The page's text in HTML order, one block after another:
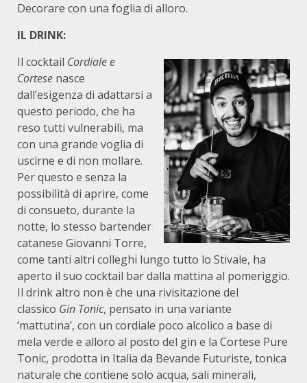
Decorare con una foglia di alloro.
IL DRINK:
Il cocktail Cordiale e
Cortese nasce
dall’esigenza di adattarsi a
questo periodo, che ha
reso tutti vulnerabili, ma
con una grande voglia di
uscirne e di non mollare.
Per questo e senza la
possibilità di aprire, come
di consueto, durante la
notte, lo stesso bartender
catanese Giovanni Torre,
come tanti altri colleghi lungo tutto lo Stivale, ha
aperto il suo cocktail bar dalla mattina al pomeriggio.
Il drink altro non è che una rivisitazione del
classico Gin Tonic, pensato in una variante
‘mattutina’, con un cordiale poco alcolico a base di
mela verde e alloro al posto del gin e la Cortese Pure
Tonic, prodotta in Italia da Bevande Futuriste, tonica
naturale che contiene solo acqua, sali minerali,